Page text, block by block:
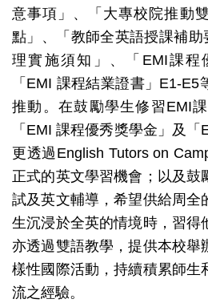
意事項」、「大專校院推動
點」、「教師全英語授課補
理實施須知」、「EMI課程
「EMI 課程結業證書」E1-
推動。在鼓勵學生修習EMI
「EMI 課程優秀獎學金」及「
更透過English Tutors on
正式的英文學習機會；以及鼓
試及英文輔導，希望供給周全
生沉浸於全英的情境時，習得
亦透過雙語教學，提供本校舉
樣性國際活動，持續積累師生
流之經驗。